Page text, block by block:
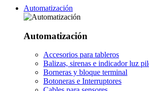
Automatización
Automatización
Accesorios para tableros
Balizas, sirenas e indicador luz
Borneras y bloque terminal
Botoneras e Interruptores